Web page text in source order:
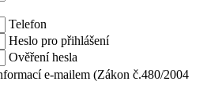
Telefon
Heslo pro přihlášení
Ověření hesla
e-mailem (Zákon č.480/2004